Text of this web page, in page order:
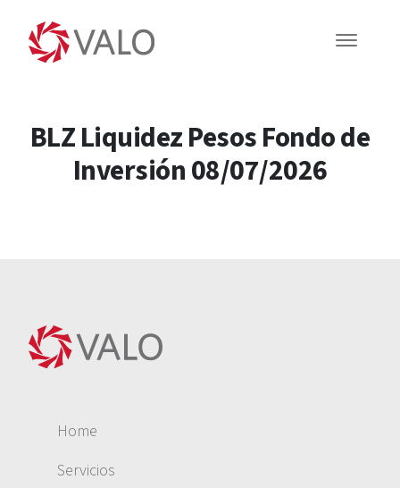
BLZ Liquidez Pesos Fondo de
Inversión 08/07/2026
Home
Servicios